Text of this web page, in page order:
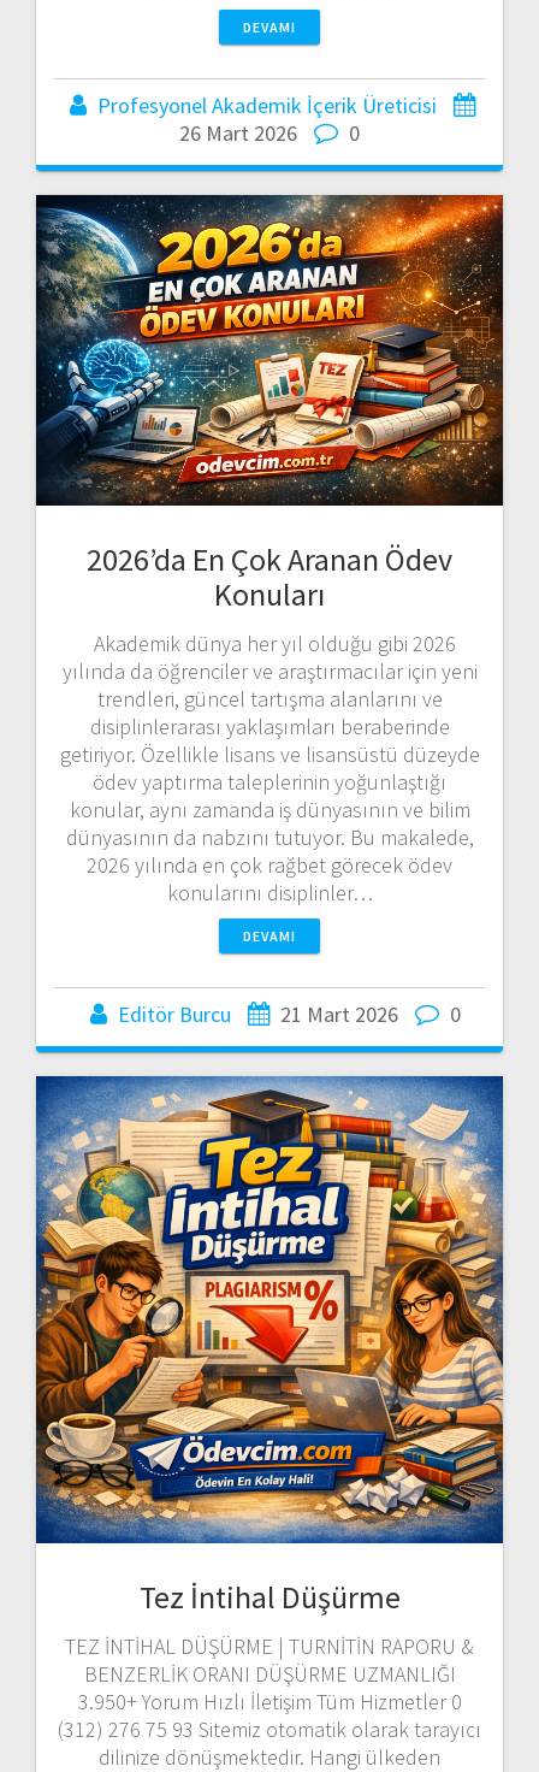
DEVAMI
Profesyonel Akademik İçerik Üreticisi
26 Mart 2026
0
2026’da En Çok Aranan Ödev
Konuları
Akademik dünya her yıl olduğu gibi 2026
yılında da öğrenciler ve araştırmacılar için yeni
trendleri, güncel tartışma alanlarını ve
disiplinlerarası yaklaşımları beraberinde
getiriyor. Özellikle lisans ve lisansüstü düzeyde
ödev yaptırma taleplerinin yoğunlaştığı
konular, aynı zamanda iş dünyasının ve bilim
dünyasının da nabzını tutuyor. Bu makalede,
2026 yılında en çok rağbet görecek ödev
konularını disiplinler…
DEVAMI
Editör Burcu 21 Mart 2026 0
Tez İntihal Düşürme
TEZ İNTİHAL DÜŞÜRME | TURNİTİN RAPORU &
BENZERLİK ORANI DÜŞÜRME UZMANLIĞI
3.950+ Yorum Hızlı İletişim Tüm Hizmetler 0
(312) 276 75 93 Sitemiz otomatik olarak tarayıcı
dilinize dönüşmektedir. Hangi ülkeden